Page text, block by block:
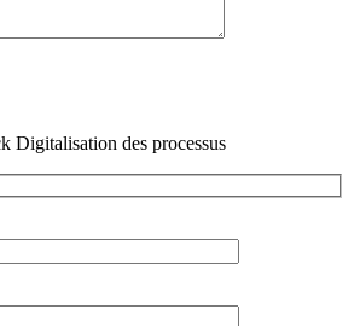
Digitalisation des processus